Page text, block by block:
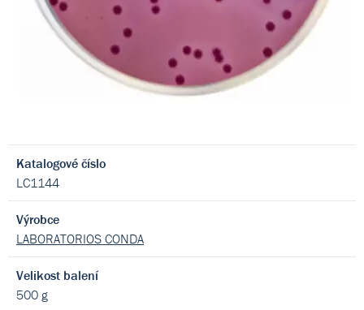
Katalogové číslo
LC1144
Výrobce
LABORATORIOS CONDA
Velikost balení
500 g